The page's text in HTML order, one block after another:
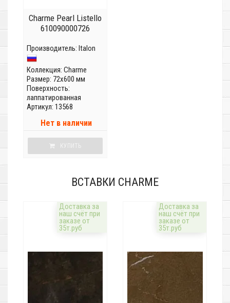
Charme Pearl Listello
610090000726
Производитель: Italon
Коллекция: Charme
Размер: 72x600 мм
Поверхность:
лаппатированная
Артикул: 13568
Нет в наличии
КУПИТЬ
ВСТАВКИ CHARME
Доставка за
наш счёт при
заказе от
35т.руб
Доставка за
наш счёт при
заказе от
35т.руб